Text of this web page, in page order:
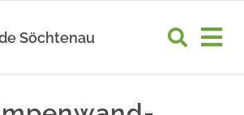
Söchtenau